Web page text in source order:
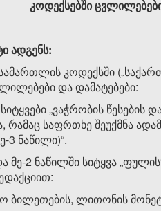
კოდექსებში
ადგენს:
კოდექსში
და დამატებები:
„ვაჭრობის წესების
რამაც საფრთხე შეუქმნა
3 ნაწილი)“.
მე-2 ნაწილში სიტყვა
ბილეთების, ლითონის